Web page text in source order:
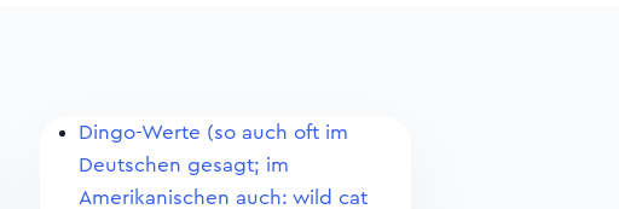
Dingo-Werte (so auch oft im
Deutschen gesagt; im
Amerikanischen auch: wild cat